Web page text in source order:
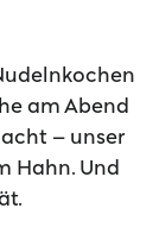
am Abend
– unser
Hahn. Und